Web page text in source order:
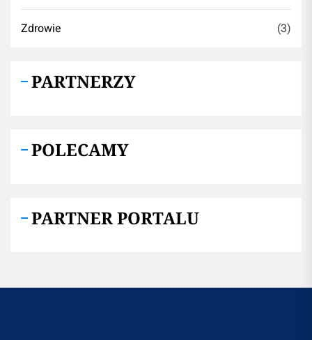
Zdrowie (3)
PARTNERZY
POLECAMY
PARTNER PORTALU